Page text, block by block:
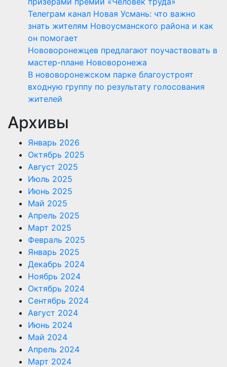
Телеграм канал Новая Усмань: что важно
знать жителям Новоусманского района и как
он помогает
Нововоронежцев предлагают поучаствовать в
мастер-плане Нововоронежа
В нововоронежском парке благоустроят
входную группу по результату голосования
жителей
Архивы
Январь 2026
Октябрь 2025
Август 2025
Июль 2025
Июнь 2025
Май 2025
Апрель 2025
Март 2025
Февраль 2025
Январь 2025
Декабрь 2024
Ноябрь 2024
Октябрь 2024
Сентябрь 2024
Август 2024
Июнь 2024
Май 2024
Апрель 2024
Март 2024